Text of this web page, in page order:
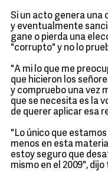
Si un acto genera una
y eventualmente
gane o pierda una
"corrupto" y no lo
"A mi lo que me
que hicieron los
y compruebo una vez
que se necesita es la
de querer aplicar esa
"Lo único que
menos en esta
estoy seguro que
mismo en el 2009",